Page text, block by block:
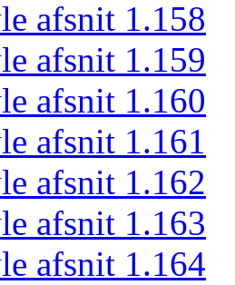
afsnit 1.158
afsnit 1.159
afsnit 1.160
afsnit 1.161
afsnit 1.162
afsnit 1.163
afsnit 1.164